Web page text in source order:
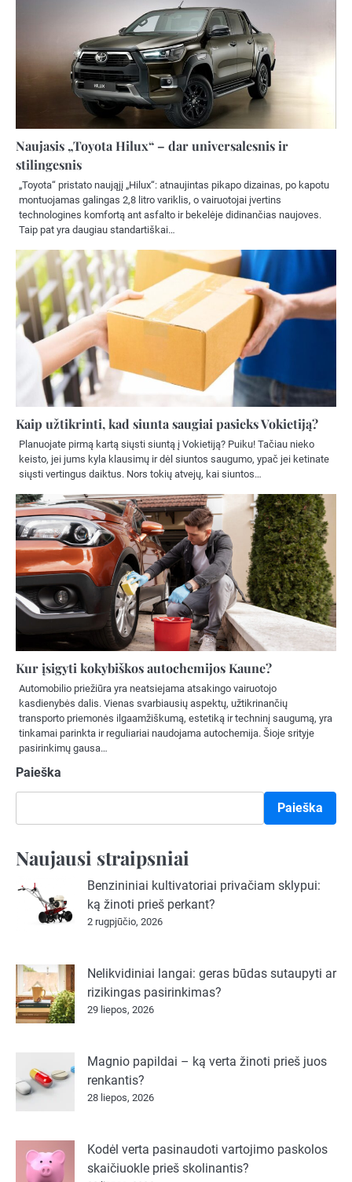
Naujasis „Toyota Hilux“ – dar universalesnis ir
stilingesnis
„Toyota“ pristato naująjį „Hilux“: atnaujintas pikapo dizainas, po kapotu
montuojamas galingas 2,8 litro variklis, o vairuotojai įvertins
technologines komfortą ant asfalto ir bekelėje didinančias naujoves.
Taip pat yra daugiau standartiškai…
Kaip užtikrinti, kad siunta saugiai pasieks Vokietiją?
Planuojate pirmą kartą siųsti siuntą į Vokietiją? Puiku! Tačiau nieko
keisto, jei jums kyla klausimų ir dėl siuntos saugumo, ypač jei ketinate
siųsti vertingus daiktus. Nors tokių atvejų, kai siuntos…
Kur įsigyti kokybiškos autochemijos Kaune?
Automobilio priežiūra yra neatsiejama atsakingo vairuotojo
kasdienybės dalis. Vienas svarbiausių aspektų, užtikrinančių
transporto priemonės ilgaamžiškumą, estetiką ir techninį saugumą, yra
tinkamai parinkta ir reguliariai naudojama autochemija. Šioje srityje
pasirinkimų gausa…
Paieška
Paieška
Naujausi straipsniai
Benzininiai kultivatoriai privačiam sklypui:
ką žinoti prieš perkant?
2 rugpjūčio, 2026
Nelikvidiniai langai: geras būdas sutaupyti ar
rizikingas pasirinkimas?
29 liepos, 2026
Magnio papildai – ką verta žinoti prieš juos
renkantis?
28 liepos, 2026
Kodėl verta pasinaudoti vartojimo paskolos
skaičiuokle prieš skolinantis?